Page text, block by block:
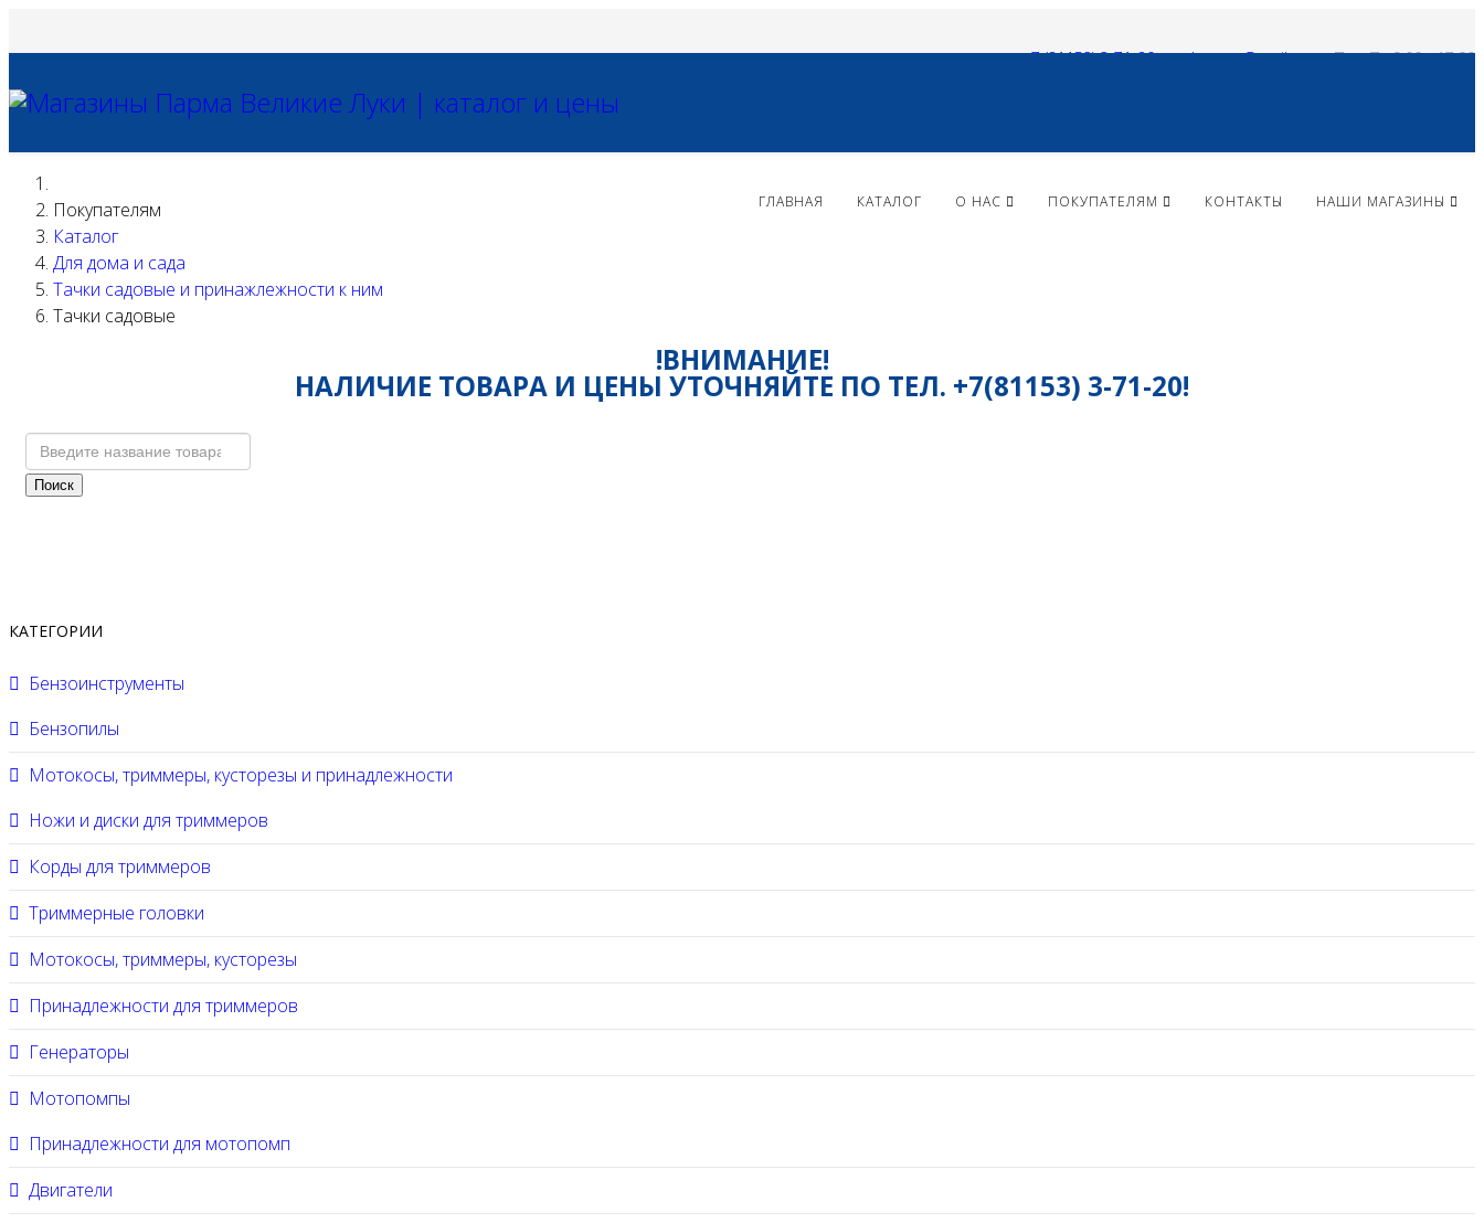
+ 7 (81153) 3-71-20 vlparma@mail.ru Пн - Пт 9:00 - 17:00
ГЛАВНАЯ КАТАЛОГ О НАС ПОКУПАТЕЛЯМ КОНТАКТЫ НАШИ МАГАЗИНЫ
Покупателям
Каталог
Для дома и сада
Тачки садовые и принажлежности к ним
Тачки садовые
!ВНИМАНИЕ!
НАЛИЧИЕ ТОВАРА И ЦЕНЫ УТОЧНЯЙТЕ ПО ТЕЛ. +7(81153) 3-71-20!
Поиск
КАТЕГОРИИ
Бензоинструменты
Бензопилы
Мотокосы, триммеры, кусторезы и принадлежности
Ножи и диски для триммеров
Корды для триммеров
Триммерные головки
Мотокосы, триммеры, кусторезы
Принадлежности для триммеров
Генераторы
Мотопомпы
Принадлежности для мотопомп
Двигатели